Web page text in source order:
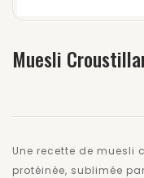
Muesli
Une recette de muesli
protéinée, sublimée